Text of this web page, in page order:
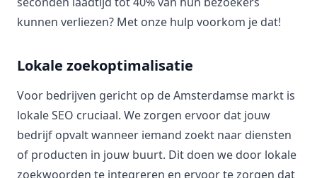
kunnen verliezen? Met onze hulp voorkom je dat!
Lokale zoekoptimalisatie
Voor bedrijven gericht op de Amsterdamse markt is
lokale SEO cruciaal. We zorgen ervoor dat jouw
bedrijf opvalt wanneer iemand zoekt naar diensten
of producten in jouw buurt. Dit doen we door lokale
zoekwoorden te integreren en ervoor te zorgen dat